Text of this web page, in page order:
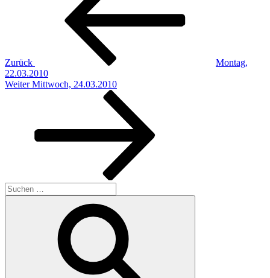
Zurück
Montag,
22.03.2010
Nächster
Weiter Mittwoch, 24.03.2010
Suchen
nach: